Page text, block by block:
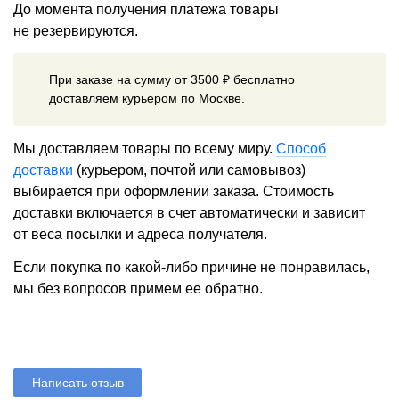
До момента получения платежа товары
не резервируются.
При заказе на сумму от 3500 ₽ бесплатно
доставляем курьером по Москве.
Мы доставляем товары по всему миру. Способ
доставки (курьером, почтой или самовывоз)
выбирается при оформлении заказа. Стоимость
доставки включается в счет автоматически и зависит
от веса посылки и адреса получателя.
Если покупка по какой-либо причине не понравилась,
мы без вопросов примем ее обратно.
Написать отзыв